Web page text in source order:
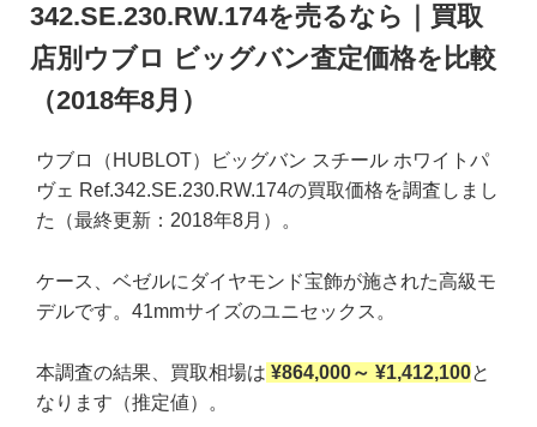
342.SE.230.RW.174を売るなら｜買取
店別ウブロ ビッグバン査定価格を比較
（2018年8月）
ウブロ（HUBLOT）ビッグバン スチール ホワイトパ
ヴェ Ref.342.SE.230.RW.174の買取価格を調査しまし
た（最終更新：2018年8月）。
ケース、ベゼルにダイヤモンド宝飾が施された高級モ
デルです。41mmサイズのユニセックス。
本調査の結果、買取相場は ¥864,000～ ¥1,412,100と
なります（推定値）。